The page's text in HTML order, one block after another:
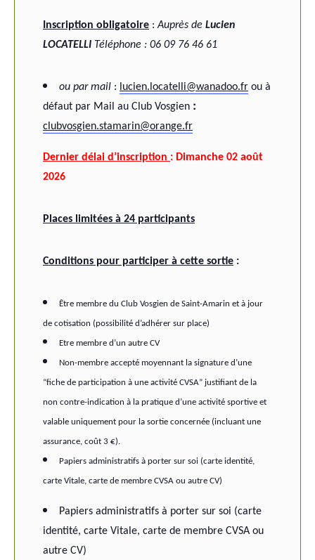
Inscription obligatoire :Auprès de Lucien
LOCATELLI Téléphone : 06 09 76 46 61
ou par mail : lucien.locatelli@wanadoo.fr ou à
défaut par Mail au Club Vosgien :
clubvosgien.stamarin@orange.fr
Dernier délai d’inscription : Dimanche 02 août
2026
Places limitées à 24 participants
Conditions pour participer à cette sortie :
Être membre du Club Vosgien de Saint-Amarin et à jour
de cotisation (possibilité d’adhérer sur place)
Etre membre d’un autre CV
Non-membre accepté moyennant la signature d’une
“fiche de participation à une activité CVSA” justifiant de la
non contre-indication à la pratique d’une activité sportive et
valable uniquement pour la sortie concernée (incluant une
assurance, coût 3 €).
Papiers administratifs à porter sur soi (carte identité,
carte Vitale, carte de membre CVSA ou autre CV)
Papiers administratifs à porter sur soi (carte
identité, carte Vitale, carte de membre CVSA ou
autre CV)